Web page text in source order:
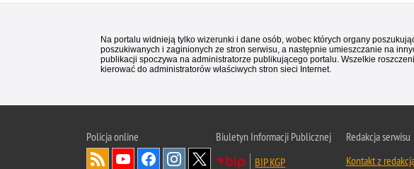
Na portalu widnieją tylko wizerunki i dane osób, wobec których organy
poszukiwanych i zaginionych ze stron serwisu, a następnie umieszczanie na
publikacji spoczywa na administratorze publikującego portalu. Wszelkie
kierować do administratorów właściwych stron sieci Internet.
Policjaonline
Biuletyn Informacji Publicznej
BIP KGP
Redakcja serwisu
Kontakt z